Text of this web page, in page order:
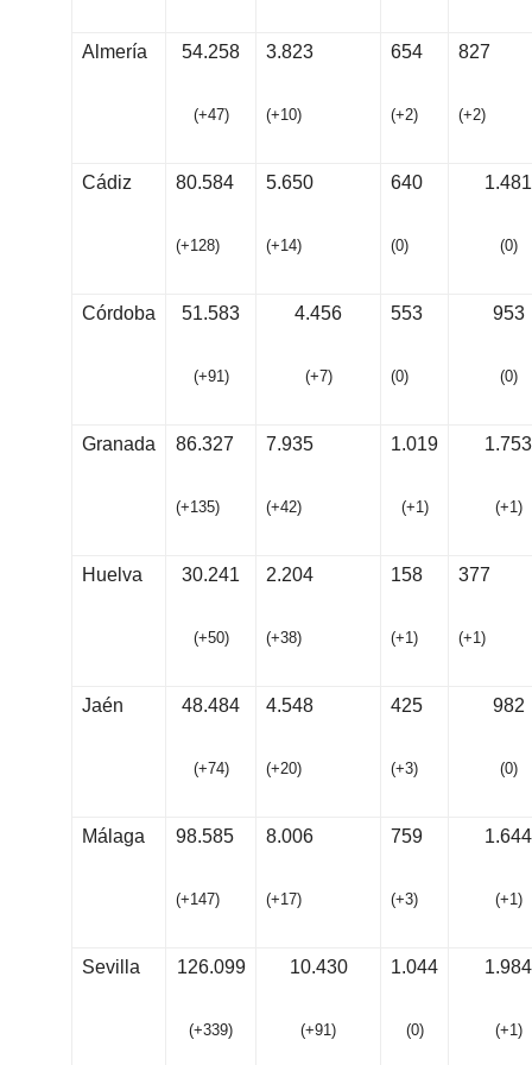
Almería 54.258
(+47)
3.823
(+10)
654
(+2)
827
(+2)
Cádiz 80.584
(+128)
5.650
(+14)
640
(0)
1.481
(0)
Córdoba 51.583
(+91)
4.456
(+7)
553
(0)
953
(0)
Granada 86.327
(+135)
7.935
(+42)
1.019
(+1)
1.753
(+1)
Huelva 30.241
(+50)
2.204
(+38)
158
(+1)
377
(+1)
Jaén 48.484
(+74)
4.548
(+20)
425
(+3)
982
(0)
Málaga 98.585
(+147)
8.006
(+17)
759
(+3)
1.644
(+1)
Sevilla 126.099
(+339)
10.430
(+91)
1.044
(0)
1.984
(+1)